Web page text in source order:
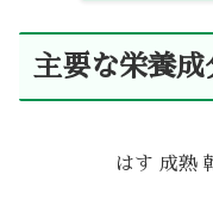
主要な栄養成
はす 成熟